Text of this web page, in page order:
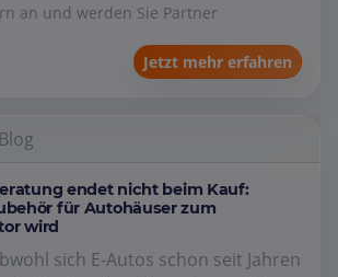
an und werden Sie Partner
Jetzt mehr erfahren
endet nicht beim Kauf:
für Autohäuser zum
wird
sich E-Autos schon seit Jahren